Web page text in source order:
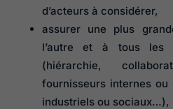
d’acteurs à considérer,
assurer une plus
l’autre et à tous les
(hiérarchie,
fournisseurs internes ou
industriels ou sociaux…),